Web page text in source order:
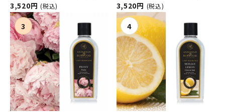
スランプ用オイル
ASHLEIGH&BURWOOD（ア
シュレイアンドバーウッド）
3,520円 (税込)
ンスランプ用オイル
ASHLEIGH&BURWOOD（ア
シュレイアンドバーウッド）
3,520円 (税込)